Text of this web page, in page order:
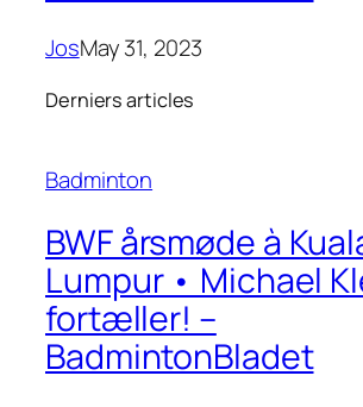
JosMay 31, 2023
Derniers articles
Badminton
BWF årsmøde à
Lumpur • Michael
fortæller! –
BadmintonBladet